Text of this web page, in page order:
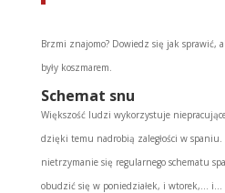
Brzmi znajomo? Dowiedz się jak sprawić,
były koszmarem.
Schemat snu
Większość ludzi wykorzystuje
dzięki temu nadrobią zaległości w
nietrzymanie się regularnego schematu
obudzić się w poniedziałek, i wtorek,… i…